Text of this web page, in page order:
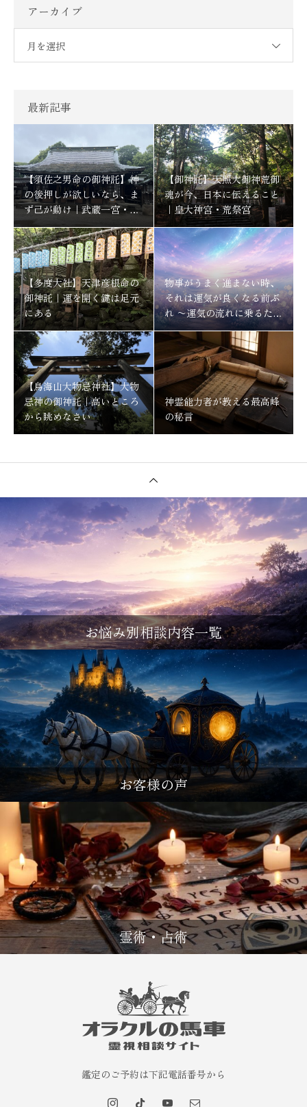
アーカイブ
月を選択
最新記事
【須佐之男命の御神託】神
の後押しが欲しいなら、ま
ず己が動け｜武蔵一宮・氷
川神社
【御神託】天照大御神荒御
魂が今、日本に伝えること
｜皇大神宮・荒祭宮
【多度大社】天津彦根命の
御神託｜運を開く鍵は足元
にある
物事がうまく進まない時、
それは運気が良くなる前ぶ
れ 〜運気の流れに乗るため
にする事〜
【鳥海山大物忌神社】大物
忌神の御神託｜高いところ
から眺めなさい
神霊能力者が教える最高峰
の秘言
お悩み別相談内容一覧
お客様の声
霊術・占術
鑑定のご予約は下記電話番号から